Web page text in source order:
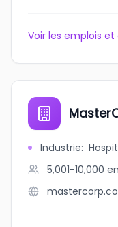
Voir les emplois et
Industrie:
5,001-10,000